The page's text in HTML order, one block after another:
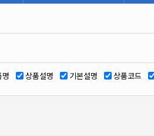
명 상품설명 기본설명 상품코드